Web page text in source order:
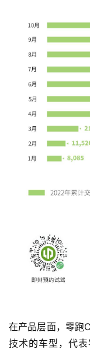
在产品层面，零跑
技术的车型，代